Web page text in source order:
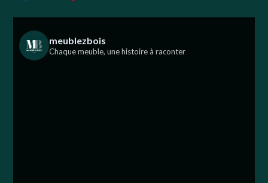
meublezbois
Chaque meuble, une histoire à raconter